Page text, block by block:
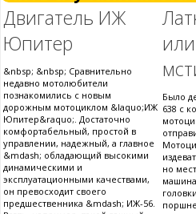
Двигатель ИЖ
Юпитер
&nbsp; &nbsp; Сравнительно
недавно мотолюбители
познакомились с новым
дорожным мотоциклом &laquo;ИЖ
Юпитер&raquo;. Достаточно
комфортабельный, простой в
управлении, надежный, а главное
&mdash; обладающий высокими
динамическими и
эксплуатационными качествами,
он превосходит своего
предшественника &mdash; ИЖ-56.
Было
638 с
но